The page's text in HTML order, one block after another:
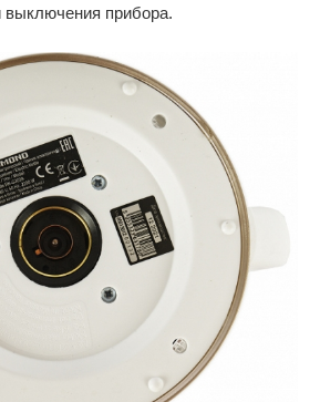
выключения прибора.